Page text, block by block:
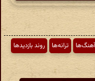
ترانه‌ها
روند بازدیدها